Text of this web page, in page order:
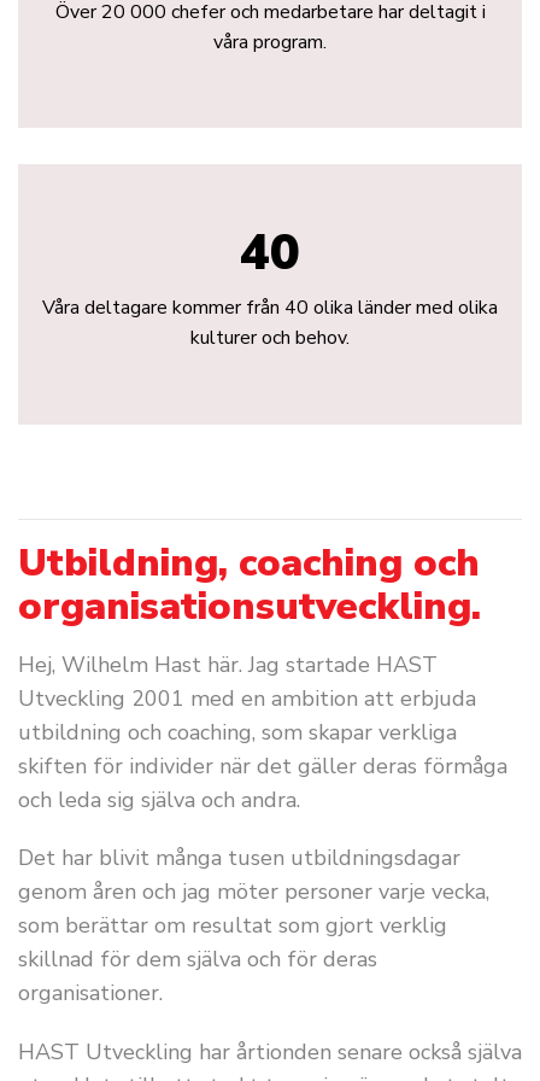
Över 20 000 chefer och medarbetare har deltagit i
våra program.
40
Våra deltagare kommer från 40 olika länder med olika
kulturer och behov.
Utbildning, coaching och
organisationsutveckling.
Hej, Wilhelm Hast här. Jag startade HAST
Utveckling 2001 med en ambition att erbjuda
utbildning och coaching, som skapar verkliga
skiften för individer när det gäller deras förmåga
och leda sig själva och andra.
Det har blivit många tusen utbildningsdagar
genom åren och jag möter personer varje vecka,
som berättar om resultat som gjort verklig
skillnad för dem själva och för deras
organisationer.
HAST Utveckling har årtionden senare också själva